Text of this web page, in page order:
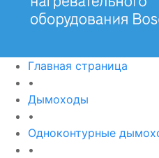
Главная страница
•
Дымоходы
•
Одноконтурные
•